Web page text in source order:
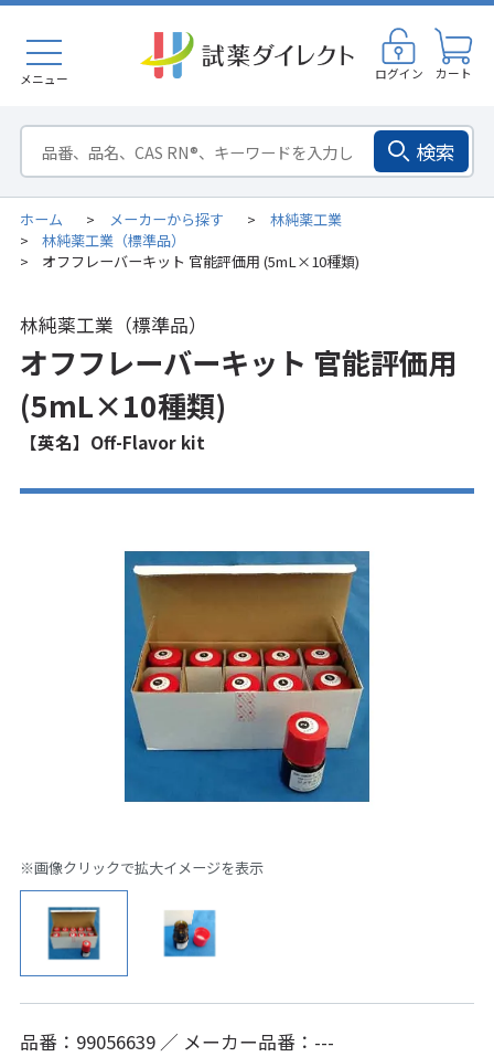
メニュー ログイン カート
検索
ホーム > メーカーから探す > 林純薬工業
> 林純薬工業（標準品）
> オフフレーバーキット 官能評価用 (5mL×10種類)
林純薬工業（標準品）
オフフレーバーキット 官能評価用
(5mL×10種類)
【英名】Off-Flavor kit
※画像クリックで拡大イメージを表示
品番：99056639 ／ メーカー品番：---